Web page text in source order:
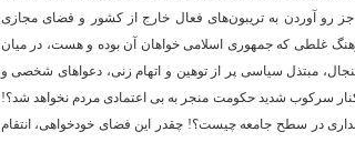
رو آوردن به تریبون‌های فعال خارج از کشور و فضای مجازی
غلطی که جمهوری اسلامی خواهان آن بوده و هست، در میان
مبتذل سیاسی پر از توهین و اتهام زنی، دعواهای شخصی و
سرکوب شدید حکومت منجر به بی اعتمادی مردم نخواهد شد؟!
در سطح جامعه چیست؟! چقدر این فضای خودخواهی، انتقام